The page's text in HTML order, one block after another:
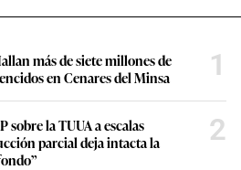
más de siete millones de
en Cenares del Minsa
1
sobre la TUUA a escalas
parcial deja intacta la
2